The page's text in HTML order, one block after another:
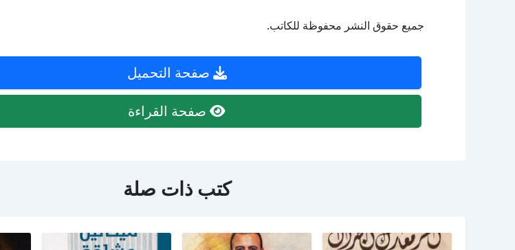
جميع حقوق النشر محفوظة للكاتب.
صفحة التحميل
صفحة القراءة
كتب ذات صلة